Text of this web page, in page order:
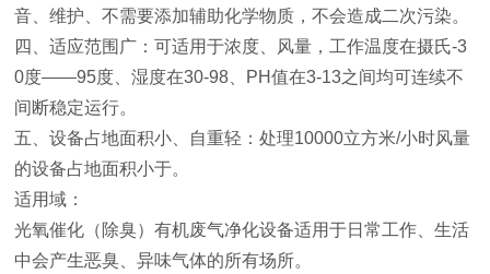
音、维护、不需要添加辅助化学物质，不会造成二次污染。
四、适应范围广：可适用于浓度、风量，工作温度在摄氏-3
0度——95度、湿度在30-98、PH值在3-13之间均可连续不
间断稳定运行。
五、设备占地面积小、自重轻：处理10000立方米/小时风量
的设备占地面积小于。
适用域：
光氧催化（除臭）有机废气净化设备适用于日常工作、生活
中会产生恶臭、异味气体的所有场所。